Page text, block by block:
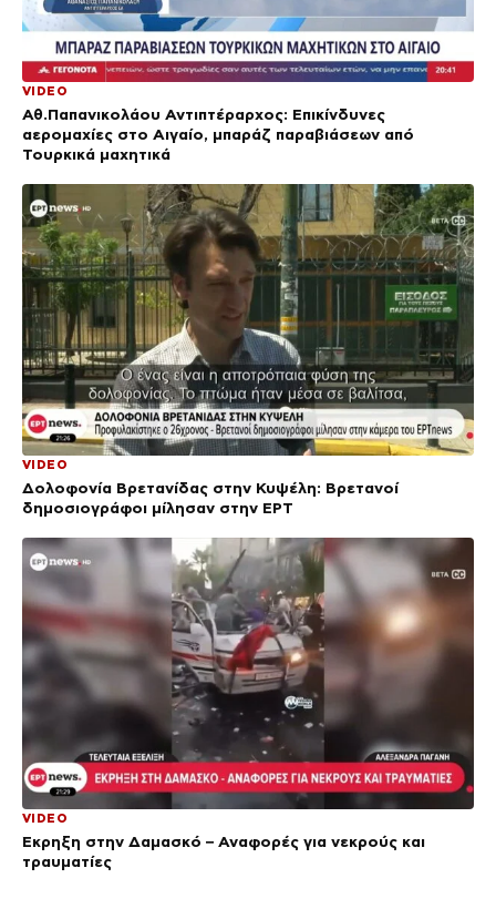
VIDEO
Αθ.Παπανικολάου Αντιπτέραρχος: Επικίνδυνες
αερομαχίες στο Αιγαίο, μπαράζ παραβιάσεων από
Τουρκικά μαχητικά
VIDEO
Δολοφονία Βρετανίδας στην Κυψέλη: Bρετανοί
δημοσιογράφοι μίλησαν στην ΕΡΤ
VIDEO
Έκρηξη στην Δαμασκό – Αναφορές για νεκρούς και
τραυματίες